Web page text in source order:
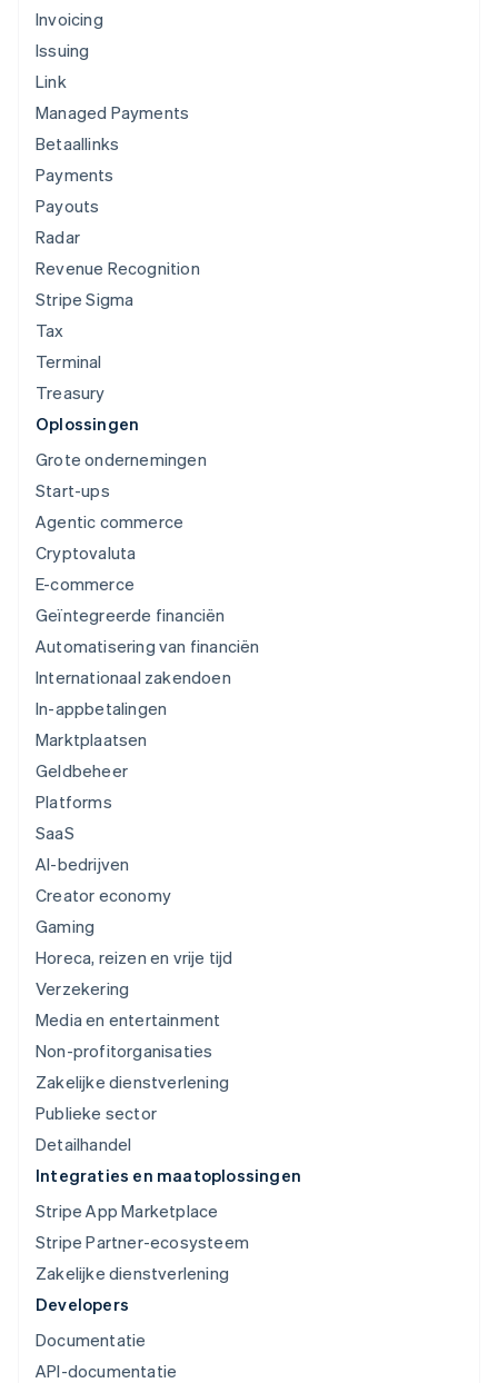
Invoicing
Issuing
Link
Managed Payments
Betaallinks
Payments
Payouts
Radar
Revenue Recognition
Stripe Sigma
Tax
Terminal
Treasury
Oplossingen
Grote ondernemingen
Start-ups
Agentic commerce
Cryptovaluta
E-commerce
Geïntegreerde financiën
Automatisering van financiën
Internationaal zakendoen
In-appbetalingen
Marktplaatsen
Geldbeheer
Platforms
SaaS
AI-bedrijven
Creator economy
Gaming
Horeca, reizen en vrije tijd
Verzekering
Media en entertainment
Non-profitorganisaties
Zakelijke dienstverlening
Publieke sector
Detailhandel
Integraties en maatoplossingen
Stripe App Marketplace
Stripe Partner-ecosysteem
Zakelijke dienstverlening
Developers
Documentatie
API-documentatie